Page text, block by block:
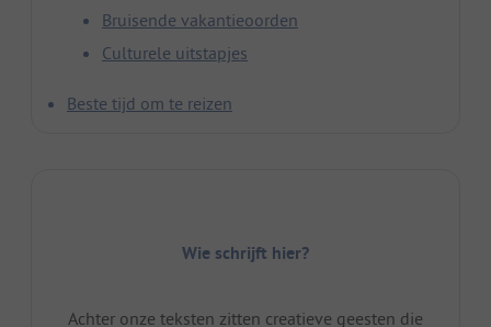
Bruisende vakantieoorden
Culturele uitstapjes
Beste tijd om te reizen
Wie schrijft hier?
Achter onze teksten zitten creatieve geesten die